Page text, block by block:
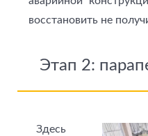
восстановить не
Этап 2:
Здесь